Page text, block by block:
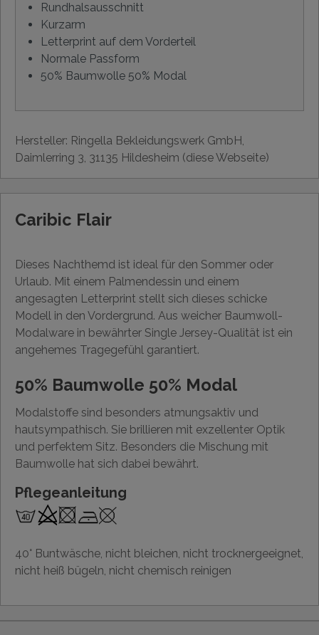
Rundhalsausschnitt
Kurzarm
Letterprint auf dem Vorderteil
Normale Passform
50% Baumwolle 50% Modal
Hersteller: Ringella Bekleidungswerk GmbH,
Daimlerring 3, 31135 Hildesheim (diese Webseite)
Caribic Flair
Dieses Nachthemd ist ideal für den Sommer oder
Urlaub. Mit einem Palmendessin und einem
angesagten Letterprint stellt sich dieses schicke
Modell in den Vordergrund. Aus weicher Baumwoll-
Modalware in bewährter Single Jersey-Qualität ist ein
angehemes Tragegefühl garantiert.
50% Baumwolle 50% Modal
Modalstoffe sind besonders atmungsaktiv und
hautsympathisch. Sie brillieren mit exzellenter Optik
und perfektem Sitz. Besonders die Mischung mit
Baumwolle hat sich dabei bewährt.
Pflegeanleitung
40° Buntwäsche, nicht bleichen, nicht trocknergeeignet,
nicht heiß bügeln, nicht chemisch reinigen